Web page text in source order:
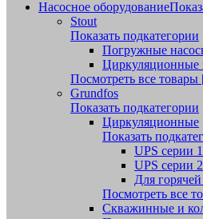
Насосное оборудование
Stout
Показать подкатегории
Погружные
Циркуляционные
Посмотреть все товары
Grundfos
Показать подкатегории
Циркуляционные
Показать
UPS серии
UPS серии
Для
Посмотреть все
Скважинные и